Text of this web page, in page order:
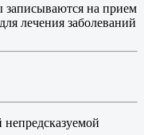
записываются на прием
лечения заболеваний